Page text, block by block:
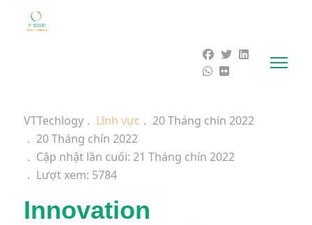
VTTechlogy Lĩnh vực
20 Tháng chín 2022
20 Tháng chín 2022
Cập nhật lần cuối: 21 Tháng chín 2022
Lượt xem: 5784
Innovation